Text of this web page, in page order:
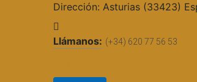
Dirección: Asturias (33423)
Llámanos: (+34) 620 77 56 53